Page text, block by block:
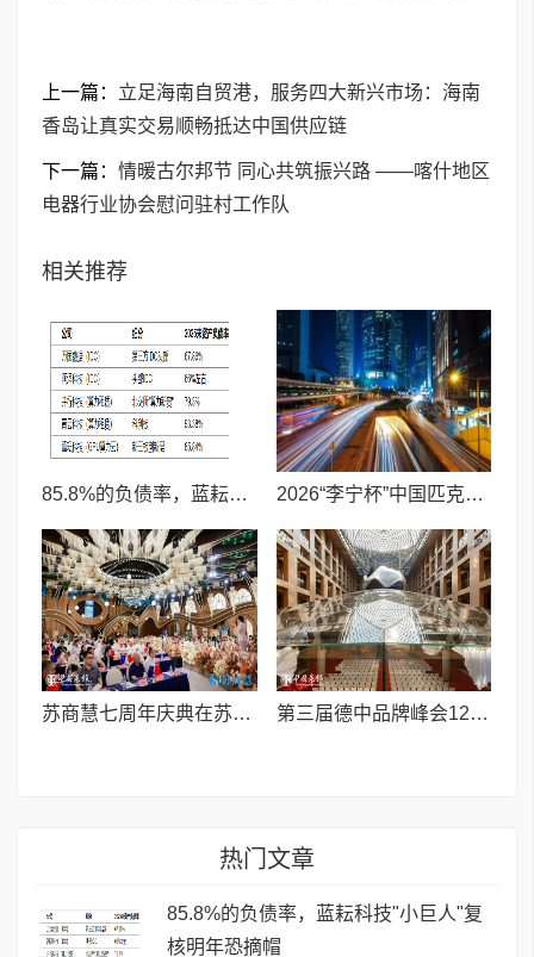
上一篇： 立足海南自贸港，服务四大新兴市场：海南
香岛让真实交易顺畅抵达中国供应链
下一篇： 情暖古尔邦节 同心共筑振兴路 ——喀什地区
电器行业协会慰问驻村工作队
相关推荐
85.8%的负债率，蓝耘科技"小巨人"复核明年恐摘帽 2026“李宁杯”中国匹克球巡回赛青少年赛-河南鹤壁站圆满落幕
苏商慧七周年庆典在苏州隆重举行 七大联创共启发展新篇章 第三届德中品牌峰会12月将在柏林举办，聚焦人工智能时代品牌全球化发展
热门文章
85.8%的负债率，蓝耘科技"小巨人"复
核明年恐摘帽